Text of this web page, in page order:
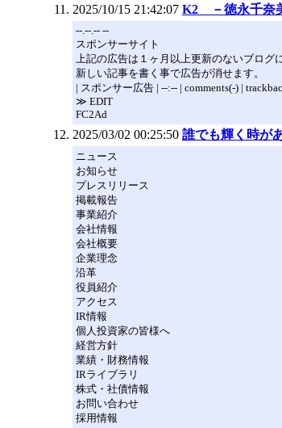
2025/10/15 21:42:07 K2 －徳永千奈
--.--.-- --
スポンサーサイト
上記の広告は１ヶ月以上更新のないブログ
新しい記事を書く事で広告が消せます。
| スポンサー広告 | --:-- | comments(-) |
≫ EDIT
FC2Ad
2025/03/02 00:25:50 誰でも輝く時が
ニュース
お知らせ
プレスリリース
掲載報告
事業紹介
会社情報
会社概要
企業理念
沿革
役員紹介
アクセス
IR情報
個人投資家の皆様へ
経営方針
業績・財務情報
IRライブラリ
株式・社債情報
お問い合わせ
採用情報